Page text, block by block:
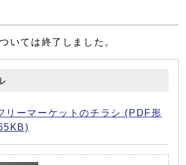
いては終了しました。
リーマーケットのチラシ (PDF形